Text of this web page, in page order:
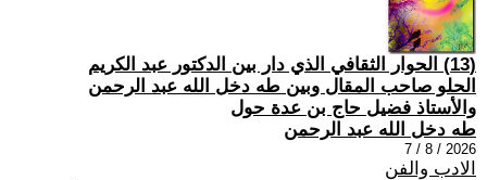
(13) الحوار الثقافي الذي دار بين الدكتور عبد الكريم
الحلو صاحب المقال وبين طه دخل الله عبد الرحمن
والأستاذ فضيل حاج بن عدة حول
طه دخل الله عبد الرحمن
2026 / 8 / 7
الادب والفن